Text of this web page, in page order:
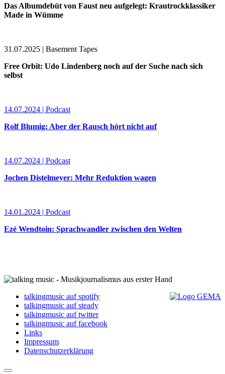
Das Albumdebüt von Faust neu aufgelegt: Krautrockklassiker
Made in Wümme
31.07.2025 | Basement Tapes
Free Orbit: Udo Lindenberg noch auf der Suche nach sich
selbst
14.07.2024 | Podcast
Rolf Blumig: Aber der Rausch hört nicht auf
14.07.2024 | Podcast
Jochen Distelmeyer: Mehr Reduktion wagen
14.01.2024 | Podcast
Ezé Wendtoin: Sprachwandler zwischen den Welten
talkingmusic auf spotify
talkingmusic auf steady
talkingmusic auf twitter
talkingmusic auf facebook
Links
Impressum
Datenschutzerklärung